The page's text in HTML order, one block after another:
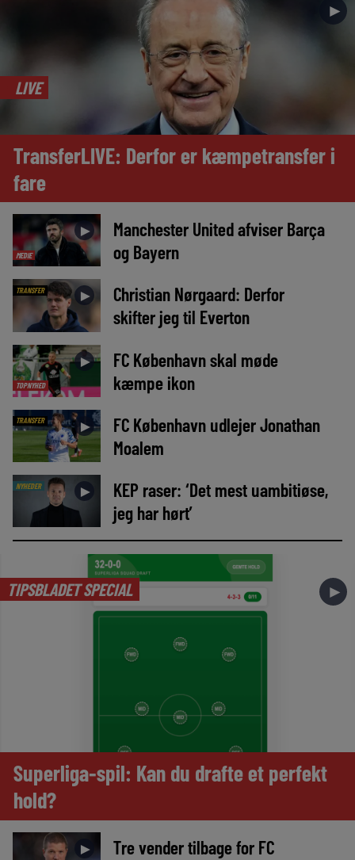
►
LIVE
TransferLIVE: Derfor er kæmpetransfer i
fare
MEDIE
►
Manchester United afviser Barça
og Bayern
TRANSFER ►
Christian Nørgaard: Derfor
skifter jeg til Everton
TOPNYHED
►
FC København skal møde
kæmpe ikon
TRANSFER ►
FC København udlejer Jonathan
Moalem
NYHEDER ►
KEP raser: ‘Det mest uambitiøse,
jeg har hørt’
TIPSBLADET SPECIAL ►
Superliga-spil: Kan du drafte et perfekt
hold?
►
Tre vender tilbage for FC